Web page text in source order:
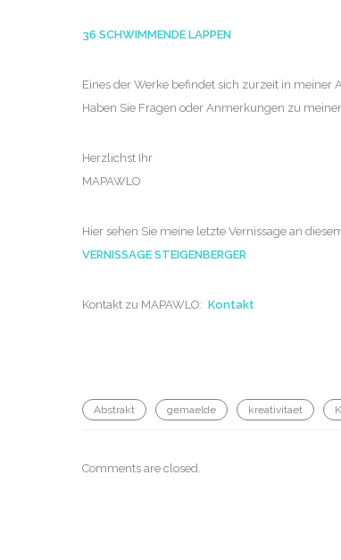
36 SCHWIMMENDE LAPPEN
Eines der Werke befindet sich zurzeit in meiner
Haben Sie Fragen oder Anmerkungen zu
Herzlichst Ihr
MAPAWLO
Hier sehen Sie meine letzte Vernissage an
VERNISSAGE STEIGENBERGER
Kontakt zu MAPAWLO: Kontakt
Abstrakt gemaelde kreativitaet
Comments are closed.